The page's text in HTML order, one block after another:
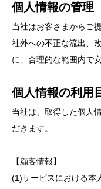
個人情報の管理
当社はお客さまからご
社外への不正な流出、
に、合理的な範囲内で
個人情報の利用
当社は、取得した個人
だきます。
【顧客情報】
(1)サービスにおける本